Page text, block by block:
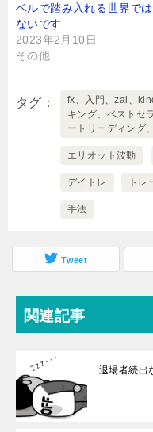
ベルで踏み入れる世界では
ないです
2023年2月10日
その他
タグ
fx、入門、zai、
キング、ベストセ
ートリーディング
エリオット波動
デイトレ トレ
手法
Tweet
関連記事
退場者続出